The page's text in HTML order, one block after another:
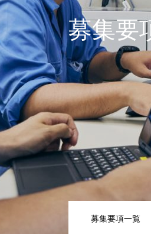
を知る
社員インタビュー
要項
会社丸秀ホームページ
募集要
募集要項一覧